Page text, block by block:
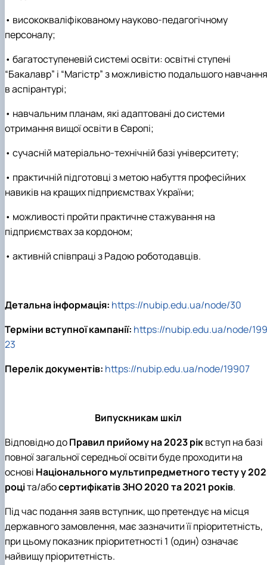
• висококваліфікованому науково-педагогічному
персоналу;
• багатоступеневій системі освіти: освітні ступені
“Бакалавр” і “Магістр” з можливістю подальшого навчання
в аспірантурі;
• навчальним планам, які адаптовані до системи
отримання вищої освіти в Європі;
• сучасній матеріально-технічній базі університету;
• практичній підготовці з метою набуття професійних
навиків на кращих підприємствах України;
• можливості пройти практичне стажування на
підприємствах за кордоном;
• активній співпраці з Радою роботодавців.
Детальна інформація: https://nubip.edu.ua/node/30
Терміни вступної кампанії: https://nubip.edu.ua/node/199
23
Перелік документів: https://nubip.edu.ua/node/19907
Випускникам шкіл
Відповідно доПравил прийому на 2023 ріквступ на базі
повної загальної середньої освіти буде проходити на
основі Національного мультипредметного тесту у
роціта/абосертифікатів ЗНО 2020 та 2021 років.
Під час подання заяв вступник, що претендує на місця
державного замовлення, має зазначити її пріоритетність,
при цьому показник пріоритетності 1 (один) означає
найвищу пріоритетність.